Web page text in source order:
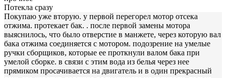
Потекла сразу
Покупаю уже вторую. у первой перегорел мотор отсека
отжима. протекает бак. . после первой замены мотора
выяснилось, что было отверстие в манжете, через которую вал
бака отжима соединяется с мотором. подозрение на умелые
ручки сборщиков, которые ее проткнули валом бака при
умелой сборке. в связи с этим вода из белья через нее
прямиком просачивается на двигатель и в один прекрасный